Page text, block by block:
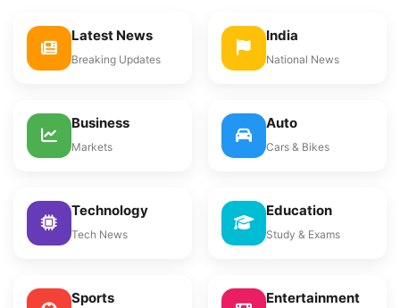
Latest News
Breaking Updates
India
National News
Business
Markets
Auto
Cars & Bikes
Technology
Tech News
Education
Study & Exams
Sports Entertainment